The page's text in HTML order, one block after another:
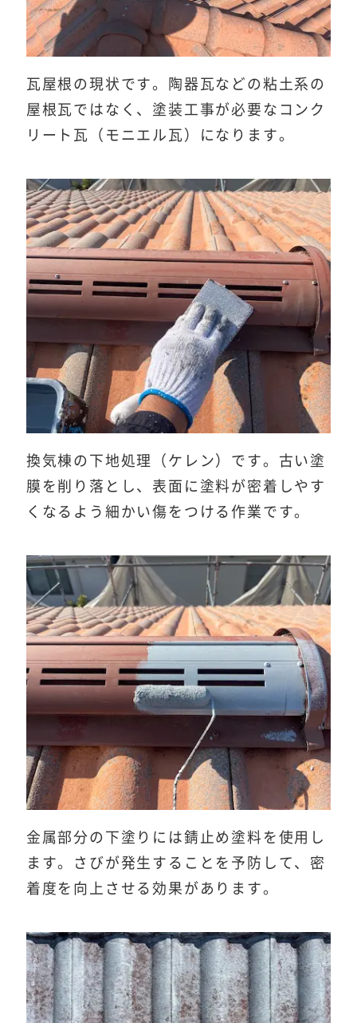
瓦屋根の現状です。陶器瓦などの粘土系の
屋根瓦ではなく、塗装工事が必要なコンク
リート瓦（モニエル瓦）になります。
換気棟の下地処理（ケレン）です。古い塗
膜を削り落とし、表面に塗料が密着しやす
くなるよう細かい傷をつける作業です。
金属部分の下塗りには錆止め塗料を使用し
ます。さびが発生することを予防して、密
着度を向上させる効果があります。